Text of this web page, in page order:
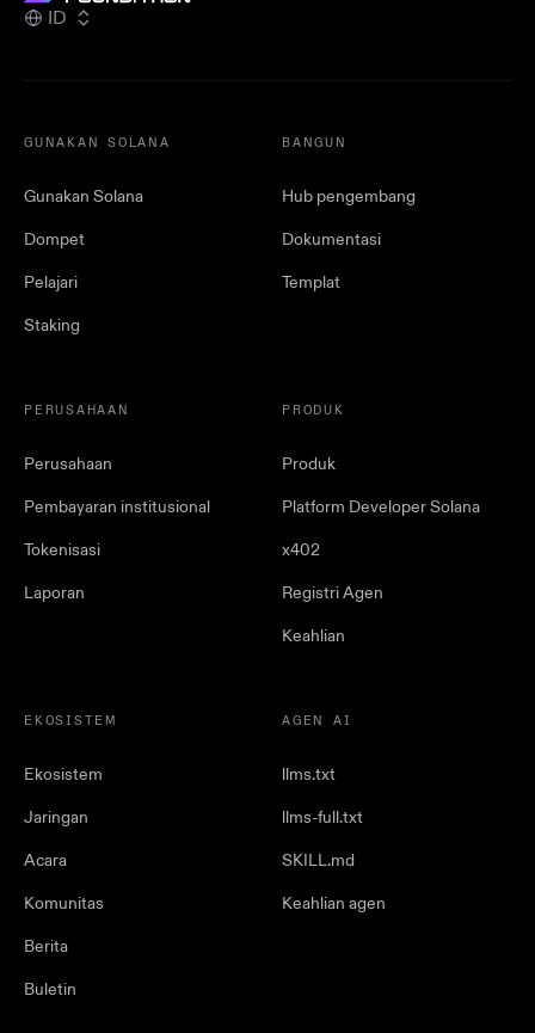
ID
GUNAKAN SOLANA
Gunakan Solana
Dompet
Pelajari
Staking
BANGUN
Hub pengembang
Dokumentasi
Templat
PERUSAHAAN
Perusahaan
Pembayaran institusional
Tokenisasi
Laporan
PRODUK
Produk
Platform Developer Solana
x402
Registri Agen
Keahlian
EKOSISTEM
Ekosistem
Jaringan
Acara
Komunitas
Berita
Buletin
AGEN AI
llms.txt
llms-full.txt
SKILL.md
Keahlian agen